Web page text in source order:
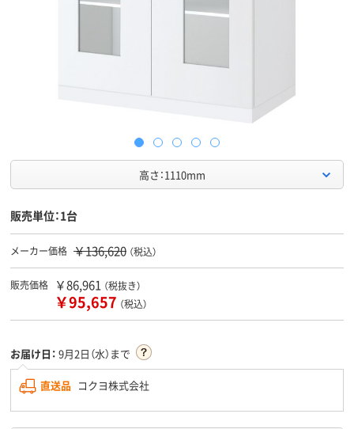
高さ：1110mm
販売単位：1台
メーカー価格 ￥136,620 （税込）
販売価格 ￥86,961 （税抜き）
￥95,657 （税込）
お届け日： 9月2日（水）まで
直送品 コクヨ株式会社